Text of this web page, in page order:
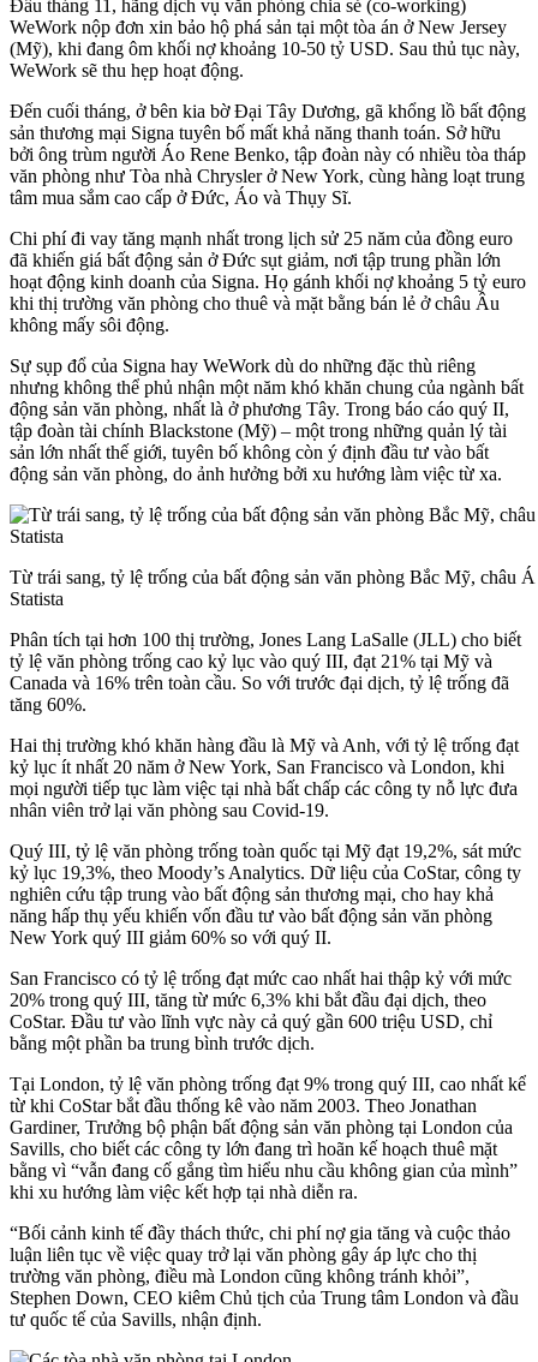
Đầu tháng 11, hãng dịch vụ văn phòng chia sẻ (co-working)
WeWork nộp đơn xin bảo hộ phá sản tại một tòa án ở New Jersey
(Mỹ), khi đang ôm khối nợ khoảng 10-50 tỷ USD. Sau thủ tục này,
WeWork sẽ thu hẹp hoạt động.
Đến cuối tháng, ở bên kia bờ Đại Tây Dương, gã khổng lồ bất động
sản thương mại Signa tuyên bố mất khả năng thanh toán. Sở hữu
bởi ông trùm người Áo Rene Benko, tập đoàn này có nhiều tòa tháp
văn phòng như Tòa nhà Chrysler ở New York, cùng hàng loạt trung
tâm mua sắm cao cấp ở Đức, Áo và Thụy Sĩ.
Chi phí đi vay tăng mạnh nhất trong lịch sử 25 năm của đồng euro
đã khiến giá bất động sản ở Đức sụt giảm, nơi tập trung phần lớn
hoạt động kinh doanh của Signa. Họ gánh khối nợ khoảng 5 tỷ euro
khi thị trường văn phòng cho thuê và mặt bằng bán lẻ ở châu Âu
không mấy sôi động.
Sự sụp đổ của Signa hay WeWork dù do những đặc thù riêng
nhưng không thể phủ nhận một năm khó khăn chung của ngành bất
động sản văn phòng, nhất là ở phương Tây. Trong báo cáo quý II,
tập đoàn tài chính Blackstone (Mỹ) – một trong những quản lý tài
sản lớn nhất thế giới, tuyên bố không còn ý định đầu tư vào bất
động sản văn phòng, do ảnh hưởng bởi xu hướng làm việc từ xa.
Từ trái sang, tỷ lệ trống của bất động sản văn phòng Bắc Mỹ, châu
Statista
Phân tích tại hơn 100 thị trường, Jones Lang LaSalle (JLL) cho biết
tỷ lệ văn phòng trống cao kỷ lục vào quý III, đạt 21% tại Mỹ và
Canada và 16% trên toàn cầu. So với trước đại dịch, tỷ lệ trống đã
tăng 60%.
Hai thị trường khó khăn hàng đầu là Mỹ và Anh, với tỷ lệ trống đạt
kỷ lục ít nhất 20 năm ở New York, San Francisco và London, khi
mọi người tiếp tục làm việc tại nhà bất chấp các công ty nỗ lực đưa
nhân viên trở lại văn phòng sau Covid-19.
Quý III, tỷ lệ văn phòng trống toàn quốc tại Mỹ đạt 19,2%, sát mức
kỷ lục 19,3%, theo Moody’s Analytics. Dữ liệu của CoStar, công ty
nghiên cứu tập trung vào bất động sản thương mại, cho hay khả
năng hấp thụ yếu khiến vốn đầu tư vào bất động sản văn phòng
New York quý III giảm 60% so với quý II.
San Francisco có tỷ lệ trống đạt mức cao nhất hai thập kỷ với mức
20% trong quý III, tăng từ mức 6,3% khi bắt đầu đại dịch, theo
CoStar. Đầu tư vào lĩnh vực này cả quý gần 600 triệu USD, chỉ
bằng một phần ba trung bình trước dịch.
Tại London, tỷ lệ văn phòng trống đạt 9% trong quý III, cao nhất kể
từ khi CoStar bắt đầu thống kê vào năm 2003. Theo Jonathan
Gardiner, Trưởng bộ phận bất động sản văn phòng tại London của
Savills, cho biết các công ty lớn đang trì hoãn kế hoạch thuê mặt
bằng vì “vẫn đang cố gắng tìm hiểu nhu cầu không gian của mình”
khi xu hướng làm việc kết hợp tại nhà diễn ra.
“Bối cảnh kinh tế đầy thách thức, chi phí nợ gia tăng và cuộc thảo
luận liên tục về việc quay trở lại văn phòng gây áp lực cho thị
trường văn phòng, điều mà London cũng không tránh khỏi”,
Stephen Down, CEO kiêm Chủ tịch của Trung tâm London và đầu
tư quốc tế của Savills, nhận định.